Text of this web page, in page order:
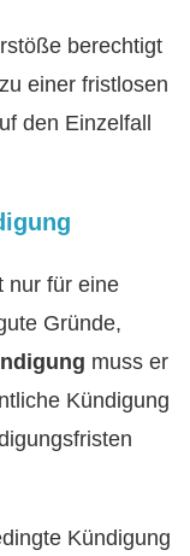
berechtigt
einer fristlosen
den Einzelfall
nur für eine
Gründe,
muss er
Kündigung
Kündigung